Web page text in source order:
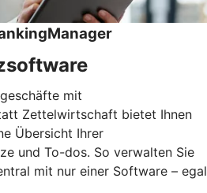
mit
Zettelwirtschaft bietet Ihnen
Übersicht Ihrer
und To-dos. So verwalten Sie
mit nur einer Software – egal